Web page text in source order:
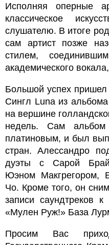
Исполняя оперные
классическое
слушателю. В итоге
сам артист позже
стилем,
академического
Большой успех
Сингл Luna из
на вершине
недель. Сам
платиновым, и был
стран. Алессандро
дуэты с Сарой
Юэном Макгрегором,
Чо. Кроме того, он
записи саундтреков
«Мулен Руж!» База
Просим Вас